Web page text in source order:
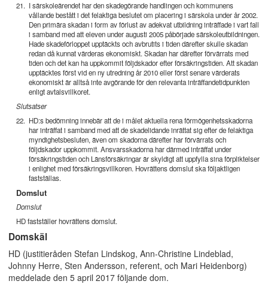
21. I särskoleärendet har den skadegörande handlingen och kommunens
vållande bestått i det felaktiga beslutet om placering i särskola under år 2002.
Den primära skadan i form av förlust av adekvat utbildning inträffade i vart fall
i samband med att eleven under augusti 2005 påbörjade särskoleutbildningen.
Hade skadeförloppet upptäckts och avbrutits i tiden därefter skulle skadan
redan då kunnat värderas ekonomiskt. Skadan har därefter förvärrats med
tiden och det kan ha uppkommit följdskador efter försäkringstiden. Att skadan
upptäcktes först vid en ny utredning år 2010 eller först senare värderats
ekonomiskt är alltså inte avgörande för den relevanta inträffandetidpunkten
enligt avtalsvillkoret.
Slutsatser
22. HD:s bedömning innebär att de i målet aktuella rena förmögenhetsskadorna
har inträffat i samband med att de skadelidande inrättat sig efter de felaktiga
myndighetsbesluten, även om skadorna därefter har förvärrats och
följdskador uppkommit. Ansvarsskadorna har därmed inträffat under
försäkringstiden och Länsförsäkringar är skyldigt att uppfylla sina förpliktelser
i enlighet med försäkringsvillkoren. Hovrättens domslut ska följaktligen
fastställas.
Domslut
Domslut
HD fastställer hovrättens domslut.
Domskäl
HD (justitieråden Stefan Lindskog, Ann-Christine Lindeblad,
Johnny Herre, Sten Andersson, referent, och Mari Heidenborg)
meddelade den 5 april 2017 följande dom.